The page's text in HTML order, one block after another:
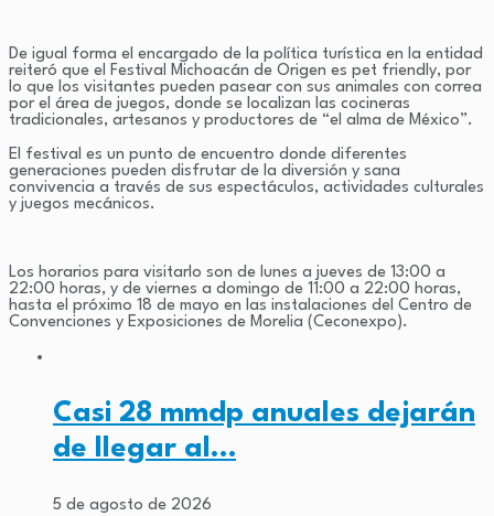
De igual forma el encargado de la política turística en la entidad
reiteró que el Festival Michoacán de Origen es pet friendly, por
lo que los visitantes pueden pasear con sus animales con correa
por el área de juegos, donde se localizan las cocineras
tradicionales, artesanos y productores de “el alma de México”.
El festival es un punto de encuentro donde diferentes
generaciones pueden disfrutar de la diversión y sana
convivencia a través de sus espectáculos, actividades culturales
y juegos mecánicos.
Los horarios para visitarlo son de lunes a jueves de 13:00 a
22:00 horas, y de viernes a domingo de 11:00 a 22:00 horas,
hasta el próximo 18 de mayo en las instalaciones del Centro de
Convenciones y Exposiciones de Morelia (Ceconexpo).
Casi 28 mmdp anuales dejarán
de llegar al…
5 de agosto de 2026